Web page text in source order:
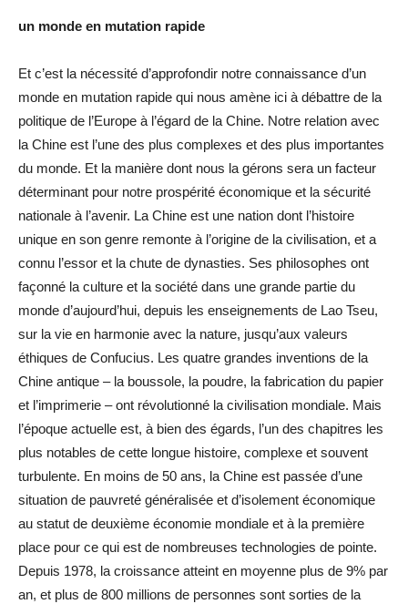
un monde en mutation rapide
Et c’est la nécessité d’approfondir notre connaissance d’un
monde en mutation rapide qui nous amène ici à débattre de la
politique de l’Europe à l’égard de la Chine. Notre relation avec
la Chine est l’une des plus complexes et des plus importantes
du monde. Et la manière dont nous la gérons sera un facteur
déterminant pour notre prospérité économique et la sécurité
nationale à l’avenir. La Chine est une nation dont l’histoire
unique en son genre remonte à l’origine de la civilisation, et a
connu l’essor et la chute de dynasties. Ses philosophes ont
façonné la culture et la société dans une grande partie du
monde d’aujourd’hui, depuis les enseignements de Lao Tseu,
sur la vie en harmonie avec la nature, jusqu’aux valeurs
éthiques de Confucius. Les quatre grandes inventions de la
Chine antique – la boussole, la poudre, la fabrication du papier
et l’imprimerie – ont révolutionné la civilisation mondiale. Mais
l’époque actuelle est, à bien des égards, l’un des chapitres les
plus notables de cette longue histoire, complexe et souvent
turbulente. En moins de 50 ans, la Chine est passée d’une
situation de pauvreté généralisée et d’isolement économique
au statut de deuxième économie mondiale et à la première
place pour ce qui est de nombreuses technologies de pointe.
Depuis 1978, la croissance atteint en moyenne plus de 9% par
an, et plus de 800 millions de personnes sont sorties de la